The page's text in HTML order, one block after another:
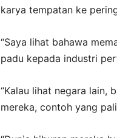
karya tempatan ke
“Saya lihat bahawa
padu kepada industri
“Kalau lihat negara lain,
mereka, contoh yang